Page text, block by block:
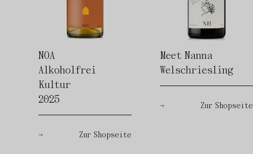
NOA
Alkoholfrei
Kultur
2025
Zur Shopseite
Meet Nanna
Welschriesling
Zur Shopseite